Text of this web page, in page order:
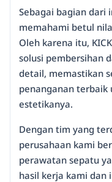
Sebagai bagian dari
memahami betul
Oleh karena itu,
solusi pembersihan
detail, memastikan
penanganan terbaik
estetikanya.
Dengan tim yang
perusahaan kami
perawatan sepatu
hasil kerja kami dan